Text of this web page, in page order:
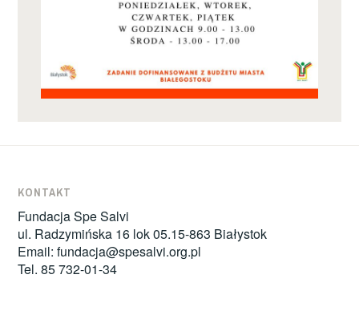
KONTAKT
Fundacja Spe Salvi
ul. Radzymińska 16 lok 05.15-863 Białystok
Email:fundacja@spesalvi.org.pl
Tel. 85 732-01-34